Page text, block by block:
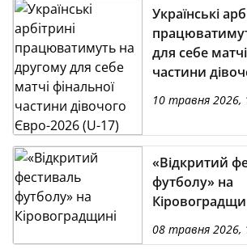
Українські
для себе
частини
10 травня 2026,
«Відкритий
футболу» на
08 травня 2026,